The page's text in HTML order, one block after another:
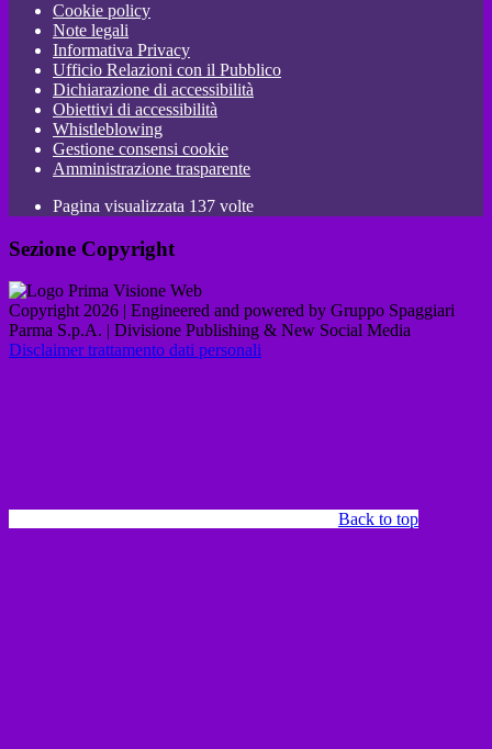
Cookie policy
Note legali
Informativa Privacy
Ufficio Relazioni con il Pubblico
Dichiarazione di accessibilità
Obiettivi di accessibilità
Whistleblowing
Gestione consensi cookie
Amministrazione trasparente
Pagina visualizzata 137 volte
Sezione Copyright
Copyright 2026 | Engineered and powered by Gruppo Spaggiari
Parma S.p.A. | Divisione Publishing & New Social Media
Disclaimer trattamento dati personali
Back to top